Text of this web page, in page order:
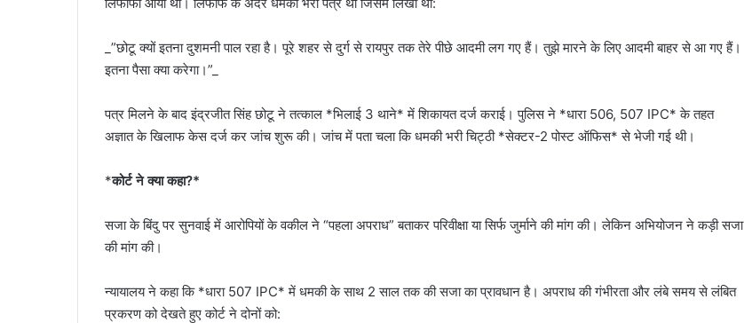
_”छोटू क्यों इतना दुशमनी पाल रहा है। पूरे शहर से दुर्ग से रायपुर तक तेरे पीछे आदमी लग गए हैं। तुझे मारने के लिए आदमी बाहर से आ गए हैं।
इतना पैसा क्या करेगा।”_
पत्र मिलने के बाद इंद्रजीत सिंह छोटू ने तत्काल *भिलाई 3 थाने* में शिकायत दर्ज कराई। पुलिस ने *धारा 506, 507 IPC* के तहत
अज्ञात के खिलाफ केस दर्ज कर जांच शुरू की। जांच में पता चला कि धमकी भरी चिट्ठी *सेक्टर-2 पोस्ट ऑफिस* से भेजी गई थी।
*कोर्ट ने क्या कहा?*
सजा के बिंदु पर सुनवाई में आरोपियों के वकील ने “पहला अपराध” बताकर परिवीक्षा या सिर्फ जुर्माने की मांग की। लेकिन अभियोजन ने कड़ी सजा
की मांग की।
न्यायालय ने कहा कि *धारा 507 IPC* में धमकी के साथ 2 साल तक की सजा का प्रावधान है। अपराध की गंभीरता और लंबे समय से लंबित
प्रकरण को देखते हुए कोर्ट ने दोनों को: